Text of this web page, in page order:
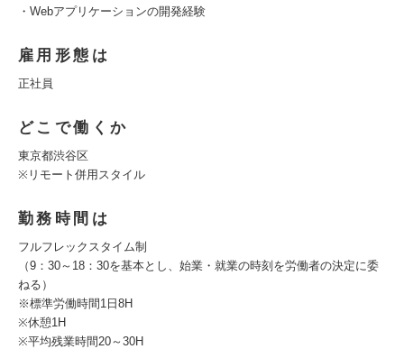
・Webアプリケーションの開発経験
雇用形態は
正社員
どこで働くか
東京都渋谷区
※リモート併用スタイル
勤務時間は
フルフレックスタイム制
（9：30～18：30を基本とし、始業・就業の時刻を労働者の決定に委
ねる）
※標準労働時間1日8H
※休憩1H
※平均残業時間20～30H